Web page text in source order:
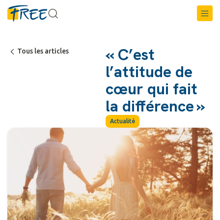
Tous les articles
« C’est
l’attitude de
cœur qui fait
la différence »
Actualité